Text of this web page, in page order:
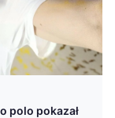
polo pokazał